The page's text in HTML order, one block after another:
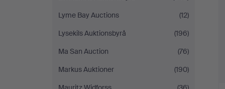
Lyme Bay Auctions
(12)
Lysekils Auktionsbyrå
(196)
Ma San Auction
(76)
Markus Auktioner
(190)